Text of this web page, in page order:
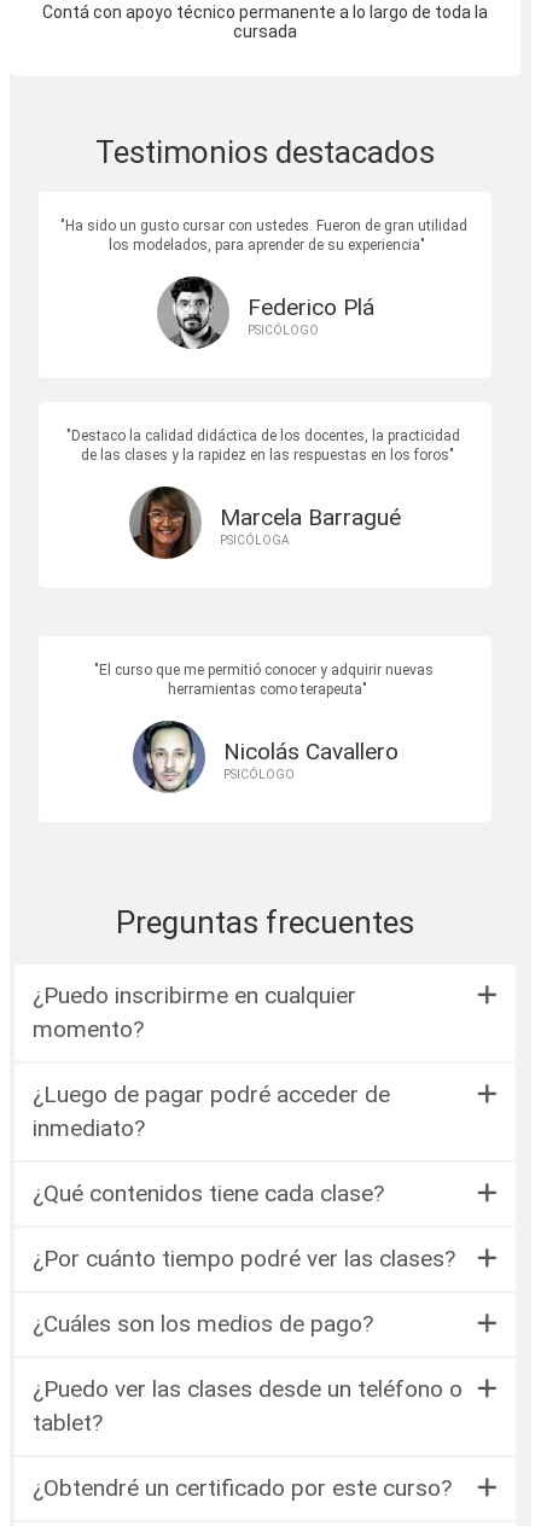
Contá con apoyo técnico permanente a lo largo de toda la
cursada
Testimonios destacados
Ha sido un gusto cursar con ustedes. Fueron de gran utilidad
los modelados, para aprender de su experiencia
Federico Plá
PSICÓLOGO
Destaco la calidad didáctica de los docentes, la practicidad
de las clases y la rapidez en las respuestas en los foros
Marcela Barragué
PSICÓLOGA
El curso que me permitió conocer y adquirir nuevas
herramientas como terapeuta
Nicolás Cavallero
PSICÓLOGO
Preguntas frecuentes
¿Puedo inscribirme en cualquier
momento?
¿Luego de pagar podré acceder de
inmediato?
¿Qué contenidos tiene cada clase?
¿Por cuánto tiempo podré ver las clases?
¿Cuáles son los medios de pago?
¿Puedo ver las clases desde un teléfono o
tablet?
¿Obtendré un certificado por este curso?